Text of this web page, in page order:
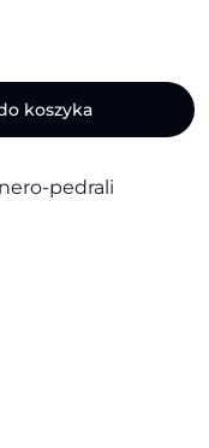
koszyka
pedrali